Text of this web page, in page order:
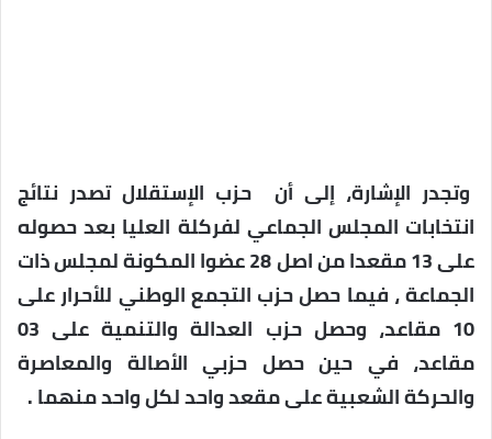
وتجدر الإشارة، إلى أن حزب الإستقلال تصدر نتائج
انتخابات المجلس الجماعي لفركلة العليا بعد حصوله
على 13 مقعدا من اصل 28 عضوا المكونة لمجلس ذات
الجماعة ، فيما حصل حزب التجمع الوطني للأحرار على
10 مقاعد، وحصل حزب العدالة والتنمية على 03
مقاعد، في حين حصل حزبي الأصالة والمعاصرة
والحركة الشعبية على مقعد واحد لكل واحد منهما .